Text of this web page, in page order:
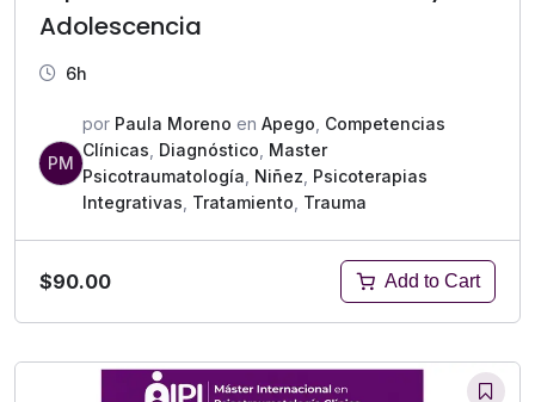
Adolescencia
6h
PM
por Paula Moreno en Apego Competencias
Clínicas Diagnóstico Master
Psicotraumatología Niñez Psicoterapias
Integrativas Tratamiento Trauma
$90.00 Add to Cart